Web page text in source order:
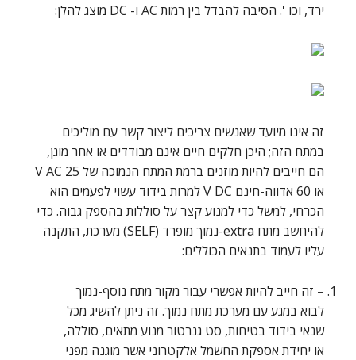
ירד, וכו '. הסיבה להבדל בין רמות AC ו- DC מוצג להלן:
זה אינו מיועד שאנשים צריכים ליצור קשר עם מוליכים
במתח הזה; היכן חלקים חיים אינם מבודדים או אחר מוגן,
הם חייבים להיות מוזנים ברמת המתח הנמוכה של 25 V AC
או 60 אדווה-חינם V DC למרות בידוד עשוי לפעמים הוא
הכרחי, למשל כדי למנוע קצר על סוללות בהספק גבוה. כדי
להיחשב מתח extra-נמוך מופרד (SELF) מערכת, התקנה
עליו לעמוד בתנאים הכוללים:
– זה חייב להיות אפשרי עבור מקור מתח נוסף-נמוך
לבוא במגע עם מערכת מתח נמוך. זה ניתן להשיג מכל
שנאי בידוד בטיחות, סט גנרטור מנוע מתאים, סוללה,
או יחידת אספקת החשמל אלקטרוני אשר מוגנה מפני